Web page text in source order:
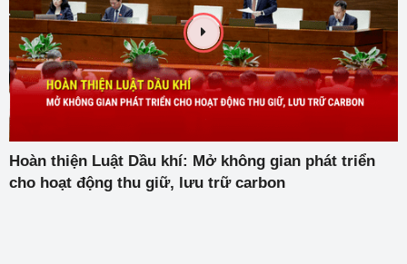
Hoàn thiện Luật Dầu khí: Mở không gian phát triển
cho hoạt động thu giữ, lưu trữ carbon